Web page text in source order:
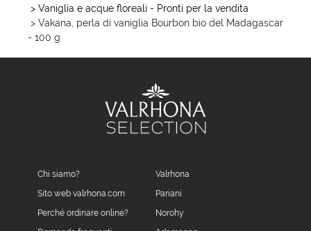
> Vaniglia e acque floreali - Pronti per la vendita
> Vakana, perla di vaniglia Bourbon bio del Madagascar
- 100 g
Chi siamo?
Sito web valrhona.com
Perché ordinare online?
Valrhona
Pariani
Norohy